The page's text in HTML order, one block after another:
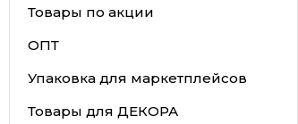
Товары по акции
ОПТ
Упаковка для маркетплейсов
Товары для ДЕКОРА